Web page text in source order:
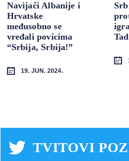
Navijači Albanije i
Hrvatske
međusobno se
vređali povicima
“Srbija, Srbija!”
19. JUN. 2024.
TVITOVI